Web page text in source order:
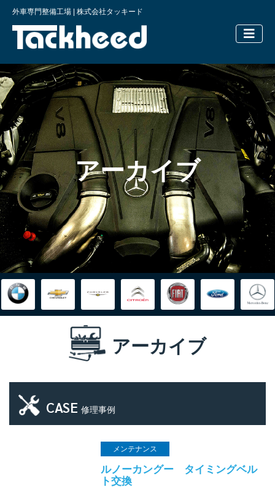
外車専門整備工場 | 株式会社タッキード
横浜の外
アーカイブ
アーカイブ
CASE 修理事例
メンテナンス
ルノーカングー タイミングベル
ト交換